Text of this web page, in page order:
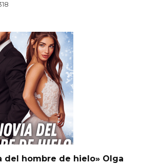
del hombre de hielo» Olga